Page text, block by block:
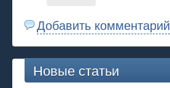
Добавить комментарий
Новые статьи